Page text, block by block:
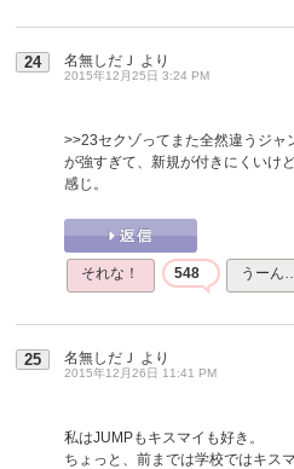
24 名無しだＪ より
2015年12月25日 3:24 PM
>>23セクゾってまた全然違うジャ
が強すぎて、新規が付きにくいけ
感じ。
それな！ 548 うーん
25 名無しだＪ より
2015年12月26日 11:41 PM
私はJUMPもキスマイも好き。
ちょっと、前までは学校ではキス